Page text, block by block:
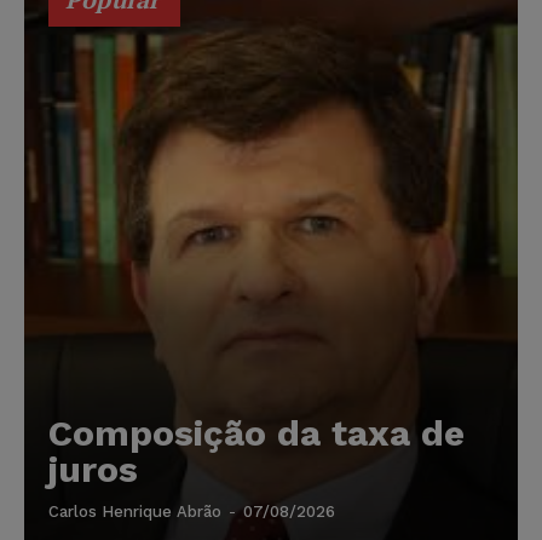
Composição da taxa de
juros
Carlos Henrique Abrão - 07/08/2026